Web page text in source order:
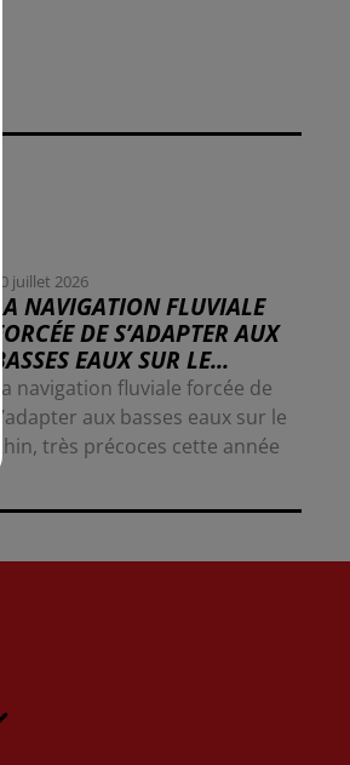
30 juillet 2026
LA NAVIGATION FLUVIALE
FORCÉE DE S’ADAPTER AUX
BASSES EAUX SUR LE...
La navigation fluviale forcée de
s’adapter aux basses eaux sur le
Rhin, très précoces cette année